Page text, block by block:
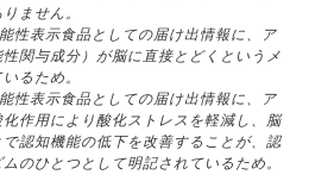
ません。
性表示食品としての届け出情報に、ア
関与成分）が脳に直接とどくというメ
るため。
性表示食品としての届け出情報に、ア
作用により酸化ストレスを軽減し、脳
認知機能の低下を改善することが、認
のひとつとして明記されているため。